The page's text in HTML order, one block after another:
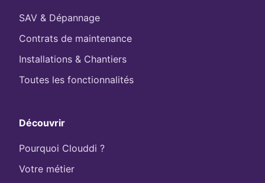
SAV & Dépannage
Contrats de maintenance
Installations & Chantiers
Toutes les fonctionnalités
Découvrir
Pourquoi Clouddi ?
Votre métier